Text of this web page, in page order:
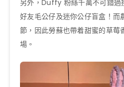
另外，Duffy 粉絲千萬不可錯
好友毛公仔及迷你公仔盲盒！而
節，因此勞蘇也帶着甜蜜的草莓
場。